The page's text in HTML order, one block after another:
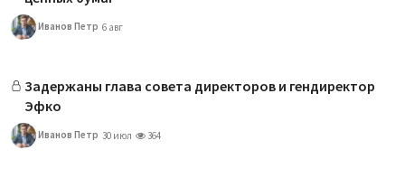
Иванов Петр 6 авг
Задержаны глава совета директоров и гендиректор
Эфко
Иванов Петр 30 июл 364